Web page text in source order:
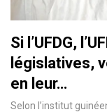
Si l’UFDG,
législatives,
en leur…
Selon l’institut